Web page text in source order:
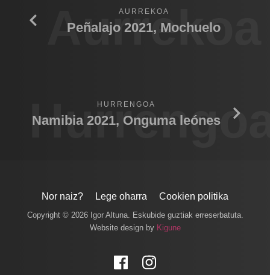
Aurrekoa
AURREKOA
Peñalajo 2021, Mochuelo
HURRENGOA
Namibia 2021, Onguma leónes
Nor naiz? Lege oharra Cookien politika
Copyright © 2026 Igor Altuna. Eskubide guztiak erreserbatuta.
Website design by Kigune
Facebook
Instagram